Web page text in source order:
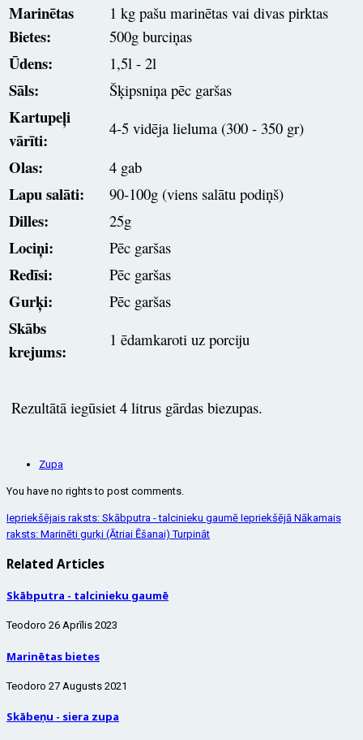
Marinētas
Bietes:
1 kg pašu marinētas vai divas pirktas
500g burciņas
Ūdens: 1,5l - 2l
Sāls: Šķipsniņa pēc garšas
Kartupeļi
vārīti:
4-5 vidēja lieluma (300 - 350 gr)
Olas: 4 gab
Lapu salāti: 90-100g (viens salātu podiņš)
Dilles: 25g
Lociņi: Pēc garšas
Redīsi: Pēc garšas
Gurķi: Pēc garšas
Skābs
krejums:
1 ēdamkaroti uz porciju
Rezultātā iegūsiet 4 litrus gārdas biezupas.
Zupa
You have no rights to post comments.
Iepriekšējais raksts: Skābputra - talcinieku gaumē Iepriekšējā Nākamais
raksts: Marinēti gurķi (Ātriai Ēšanai)Turpināt
Related Articles
Skābputra - talcinieku gaumē
Teodoro 26 Aprīlis 2023
Marinētas bietes
Teodoro 27 Augusts 2021
Skābeņu - siera zupa